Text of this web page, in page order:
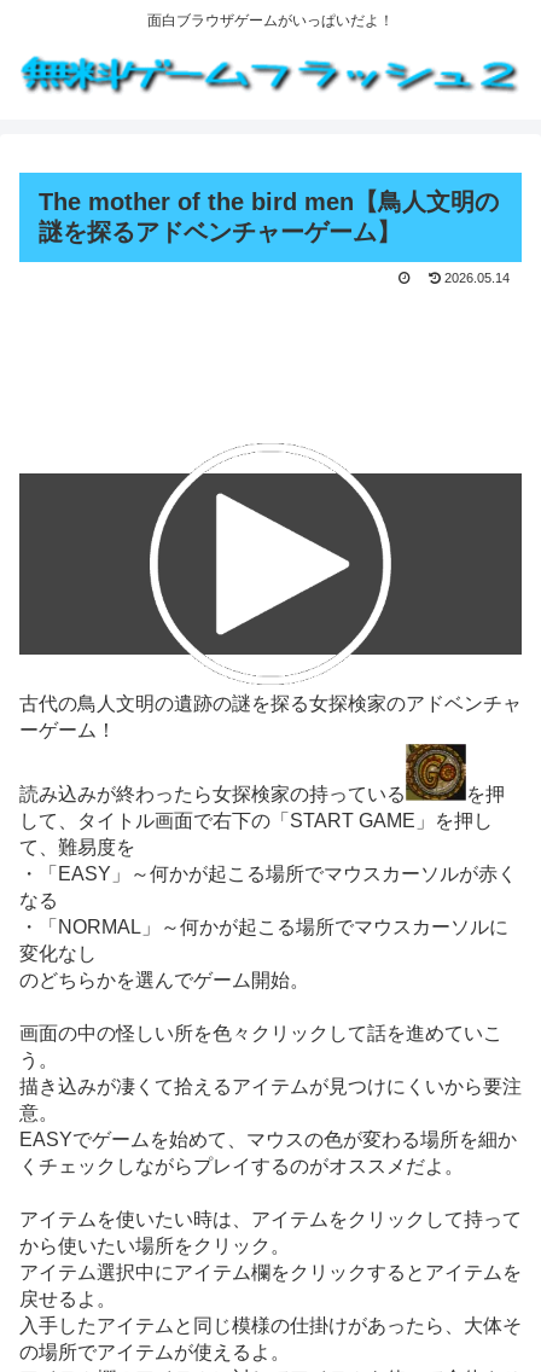
面白ブラウザゲームがいっぱいだよ！
The mother of the bird men【鳥人文明の
謎を探るアドベンチャーゲーム】
2026.05.14
古代の鳥人文明の遺跡の謎を探る女探検家のアドベンチャ
ーゲーム！
読み込みが終わったら女探検家の持っている
を押
して、タイトル画面で右下の「START GAME」を押し
て、難易度を
・「EASY」～何かが起こる場所でマウスカーソルが赤く
なる
・「NORMAL」～何かが起こる場所でマウスカーソルに
変化なし
のどちらかを選んでゲーム開始。
画面の中の怪しい所を色々クリックして話を進めていこ
う。
描き込みが凄くて拾えるアイテムが見つけにくいから要注
意。
EASYでゲームを始めて、マウスの色が変わる場所を細か
くチェックしながらプレイするのがオススメだよ。
アイテムを使いたい時は、アイテムをクリックして持って
から使いたい場所をクリック。
アイテム選択中にアイテム欄をクリックするとアイテムを
戻せるよ。
入手したアイテムと同じ模様の仕掛けがあったら、大体そ
の場所でアイテムが使えるよ。